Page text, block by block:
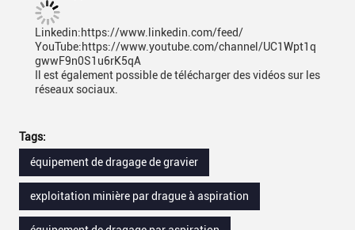
Linkedin:https://www.linkedin.com/feed/
YouTube:https://www.youtube.com/channel/UC1Wpt1q
gwwF9n0S1u6rK5qA
Il est également possible de télécharger des vidéos sur les
réseaux sociaux.
Tags:
équipement de dragage de gravier
exploitation minière par drague à aspiration